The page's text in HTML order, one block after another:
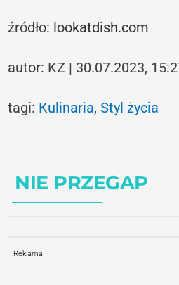
źródło: lookatdish.com
autor: KZ | 30.07.2023,
tagi: Kulinaria,Styl życia
NIE PRZEGAP
Reklama